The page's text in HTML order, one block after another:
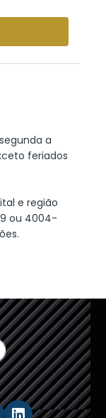
a
feriados
e região
ou 4004-